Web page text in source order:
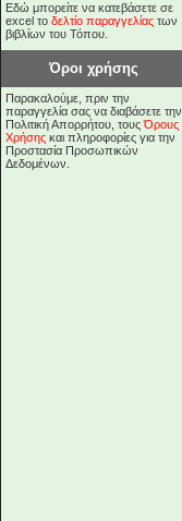
Εδώ μπορείτε να κατεβάσετε σε
excel το δελτίο παραγγελίας των
βιβλίων του Τόπου.
Όροι χρήσης
Παρακαλούμε, πριν την
παραγγελία σας να διαβάσετε την
Πολιτική Απορρήτου, τουςΌρους
Χρήσης και πληροφορίες για την
Προστασία Προσωπικών
Δεδομένων.